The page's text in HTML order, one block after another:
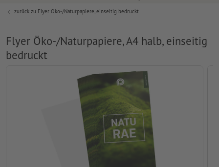
zurück zu Flyer Öko-/Naturpapiere, einseitig bedruckt
Flyer Öko-/Naturpapiere, A4 halb, einseitig
bedruckt